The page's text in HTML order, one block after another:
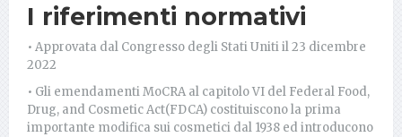
I riferimenti normativi
• Approvata dal Congresso degli Stati Uniti il 23 dicembre
2022
• Gli emendamenti MoCRA al capitolo VI del Federal Food,
Drug, and Cosmetic Act(FDCA) costituiscono la prima
importante modifica sui cosmetici dal 1938 ed introducono